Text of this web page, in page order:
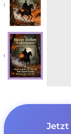
Jetzt